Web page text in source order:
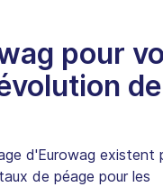
pour
d'Eurowag existent
de péage pour les